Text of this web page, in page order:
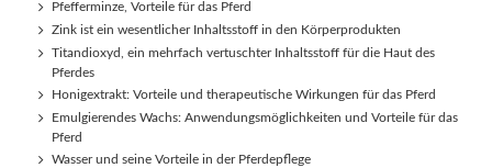
Pfefferminze, Vorteile für das Pferd
Zink ist ein wesentlicher Inhaltsstoff in den Körperprodukten
Titandioxyd, ein mehrfach vertuschter Inhaltsstoff für die Haut des
Pferdes
Honigextrakt: Vorteile und therapeutische Wirkungen für das Pferd
Emulgierendes Wachs: Anwendungsmöglichkeiten und Vorteile für das
Pferd
Wasser und seine Vorteile in der Pferdepflege